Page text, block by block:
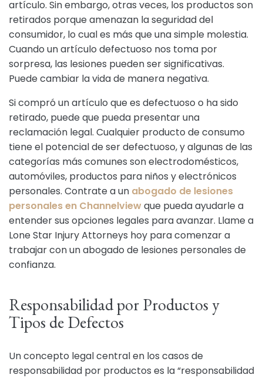
artículo. Sin embargo, otras veces, los productos son
retirados porque amenazan la seguridad del
consumidor, lo cual es más que una simple molestia.
Cuando un artículo defectuoso nos toma por
sorpresa, las lesiones pueden ser significativas.
Puede cambiar la vida de manera negativa.
Si compró un artículo que es defectuoso o ha sido
retirado, puede que pueda presentar una
reclamación legal. Cualquier producto de consumo
tiene el potencial de ser defectuoso, y algunas de las
categorías más comunes son electrodomésticos,
automóviles, productos para niños y electrónicos
personales. Contrate a un abogado de lesiones
personales en Channelviewque pueda ayudarle a
entender sus opciones legales para avanzar. Llame a
Lone Star Injury Attorneys hoy para comenzar a
trabajar con un abogado de lesiones personales de
confianza.
Responsabilidad por Productos y
Tipos de Defectos
Un concepto legal central en los casos de
responsabilidad por productos es la “responsabilidad